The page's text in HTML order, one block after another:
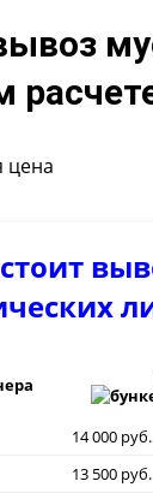
цена
14 000 руб.
13 500 руб.